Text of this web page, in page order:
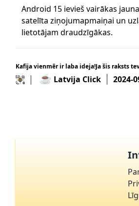
Android 15 ievieš vairākas
satelīta ziņojumapmaiņai un
lietotājam draudzīgākas.
Kafija vienmēr ir laba ideja!Ja šis raksts
☕ Latvija Click 2024-